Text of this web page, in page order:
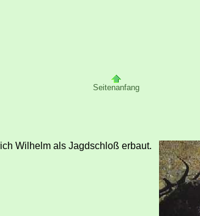
Seitenanfang
Wilhelm als Jagdschloß erbaut.